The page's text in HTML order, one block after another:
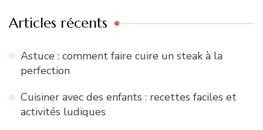
Articles récents
Astuce : comment faire cuire un steak à la
perfection
Cuisiner avec des enfants : recettes faciles et
activités ludiques